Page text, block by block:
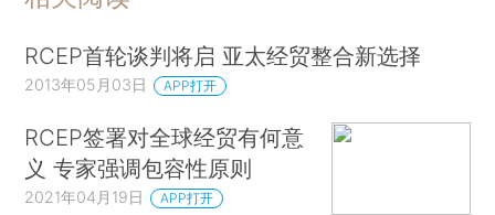
RCEP首轮谈判将启 亚太经贸整合新选择
2013年05月03日 APP打开
RCEP签署对全球经贸有何意
义 专家强调包容性原则
2021年04月19日 APP打开